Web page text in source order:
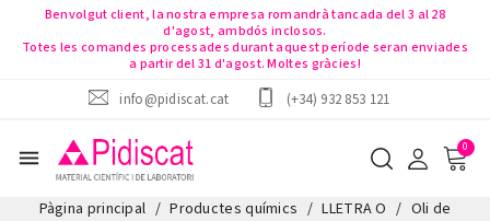
Benvolgut client, la nostra empresa romandrà tancada del 3 al 28
d'agost, ambdós inclosos.
Totes les comandes processades durant aquest període seran enviades
a partir del 31 d'agost. Moltes gràcies!
info@pidiscat.cat
(+34) 932 853 121
menu
Pàgina principal Productes químics LLETRA O
Oli de